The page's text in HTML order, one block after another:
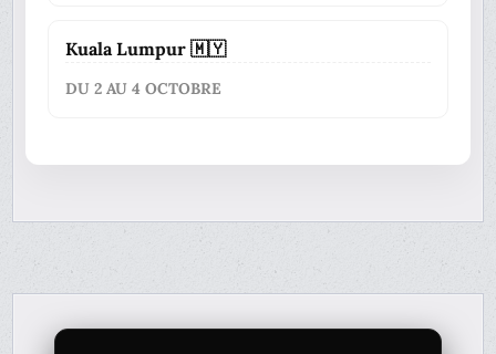
Kuala Lumpur 🇲🇾
DU 2 AU 4 OCTOBRE